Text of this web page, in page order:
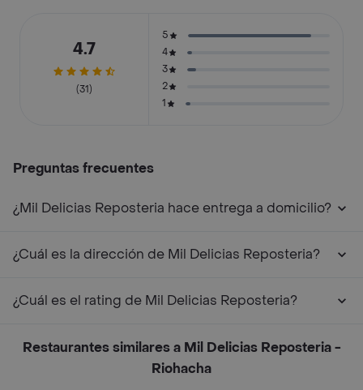
4.7
(31)
5
4
3
2
1
Preguntas frecuentes
¿Mil Delicias Reposteria hace entrega a domicilio?
¿Cuál es la dirección de Mil Delicias Reposteria?
¿Cuál es el rating de Mil Delicias Reposteria?
Restaurantes similares a Mil Delicias Reposteria -
Riohacha